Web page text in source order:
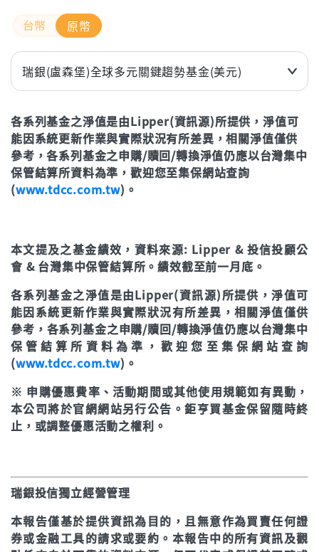
原幣
瑞銀(盧森堡)全球多元關鍵趨勢基金(美元)
近6個月
5.45%
近1年(%)
20.25%
近2年(%)
34.02%
近3年
立即申購
各系列基金之淨值是由Lipper(資訊源)所提供，淨值可
能因系統更新作業與實際狀況有所差異，相關淨值僅供
參考，各系列基金之申購/贖回/轉換淨值仍應以台灣集中
保管結算所資料為準，歡迎您至集保網站查詢
(www.tdcc.com.tw)。
本文提及之基金績效，資料來源: Lipper & 投信投顧公
會 & 台灣集中保管結算所。績效截至前一月底。
各系列基金之淨值是由Lipper(資訊源)所提供，淨值可
能因系統更新作業與實際狀況有所差異，相關淨值僅供
參考，各系列基金之申購/贖回/轉換淨值仍應以台灣集中
保管結算所資料為準，歡迎您至集保網站查詢
(www.tdcc.com.tw)。
※ 申購優惠費率、活動期間或其他使用規範如有異動，
本公司將於官網網站另行公告。鉅亨買基金保留隨時終
止，或調整優惠活動之權利。
瑞銀投信獨立經營管理
本報告僅基於提供資訊為目的，且無意作為買賣任何證
券或金融工具的請求或要約。本報告中的所有資訊及觀